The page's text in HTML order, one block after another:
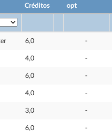
Créditos
opt
6,0 -
4,0 -
6,0 -
4,0 -
3,0 -
6,0 -